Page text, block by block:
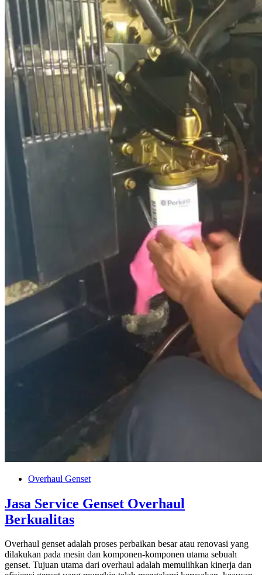
Overhaul Genset
Jasa Service Genset Overhaul
Berkualitas
Overhaul genset adalah proses perbaikan besar atau renovasi yang
dilakukan pada mesin dan komponen-komponen utama sebuah
genset. Tujuan utama dari overhaul adalah memulihkan kinerja dan